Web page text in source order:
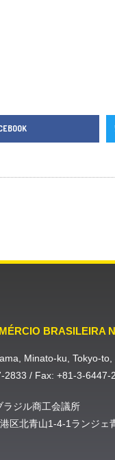
BRASILEIRA
Minato-ku, Tokyo-
2833 / Fax: +81-3-6447-
ラジル商工会議所
区北青山1-4-1ランジェ